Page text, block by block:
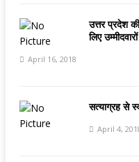
उत्तर प्रदेश
लिए
April 16, 2018
सत्‍याग्रह से
April 4,